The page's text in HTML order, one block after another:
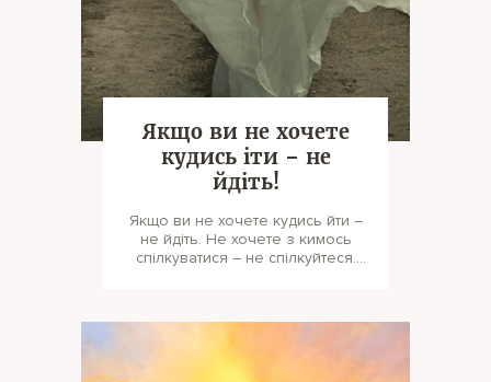
Якщо ви не хочете
кудись іти – не
йдіть!
Якщо ви не хочете кудись йти –
не йдіть. Не хочете з кимось
спілкуватися – не спілкуйтеся.